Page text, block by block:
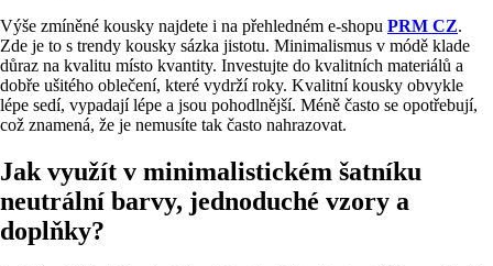
Výše zmíněné kousky najdete i na přehledném e-shopu PRM CZ.
Zde je to s trendy kousky sázka jistotu. Minimalismus v módě klade
důraz na kvalitu místo kvantity. Investujte do kvalitních materiálů a
dobře ušitého oblečení, které vydrží roky. Kvalitní kousky obvykle
lépe sedí, vypadají lépe a jsou pohodlnější. Méně často se opotřebují,
což znamená, že je nemusíte tak často nahrazovat.
Jak využít v minimalistickém šatníku
neutrální barvy, jednoduché vzory a
doplňky?